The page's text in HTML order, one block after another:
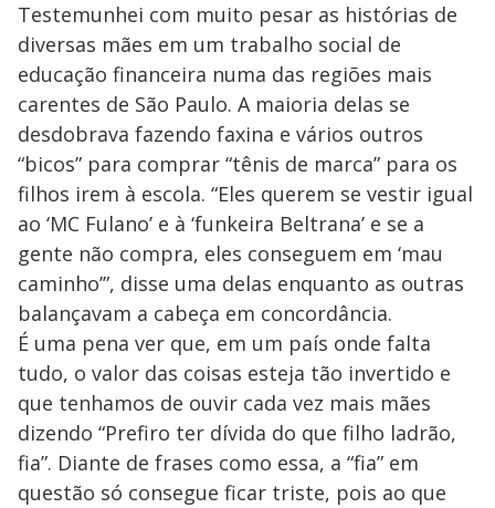
Testemunhei com muito pesar as histórias de
diversas mães em um trabalho social de
educação financeira numa das regiões mais
carentes de São Paulo. A maioria delas se
desdobrava fazendo faxina e vários outros
“bicos” para comprar “tênis de marca” para os
filhos irem à escola. “Eles querem se vestir igual
ao ‘MC Fulano’ e à ‘funkeira Beltrana’ e se a
gente não compra, eles conseguem em ‘mau
caminho’”, disse uma delas enquanto as outras
balançavam a cabeça em concordância.
É uma pena ver que, em um país onde falta
tudo, o valor das coisas esteja tão invertido e
que tenhamos de ouvir cada vez mais mães
dizendo “Prefiro ter dívida do que filho ladrão,
fia”. Diante de frases como essa, a “fia” em
questão só consegue ficar triste, pois ao que